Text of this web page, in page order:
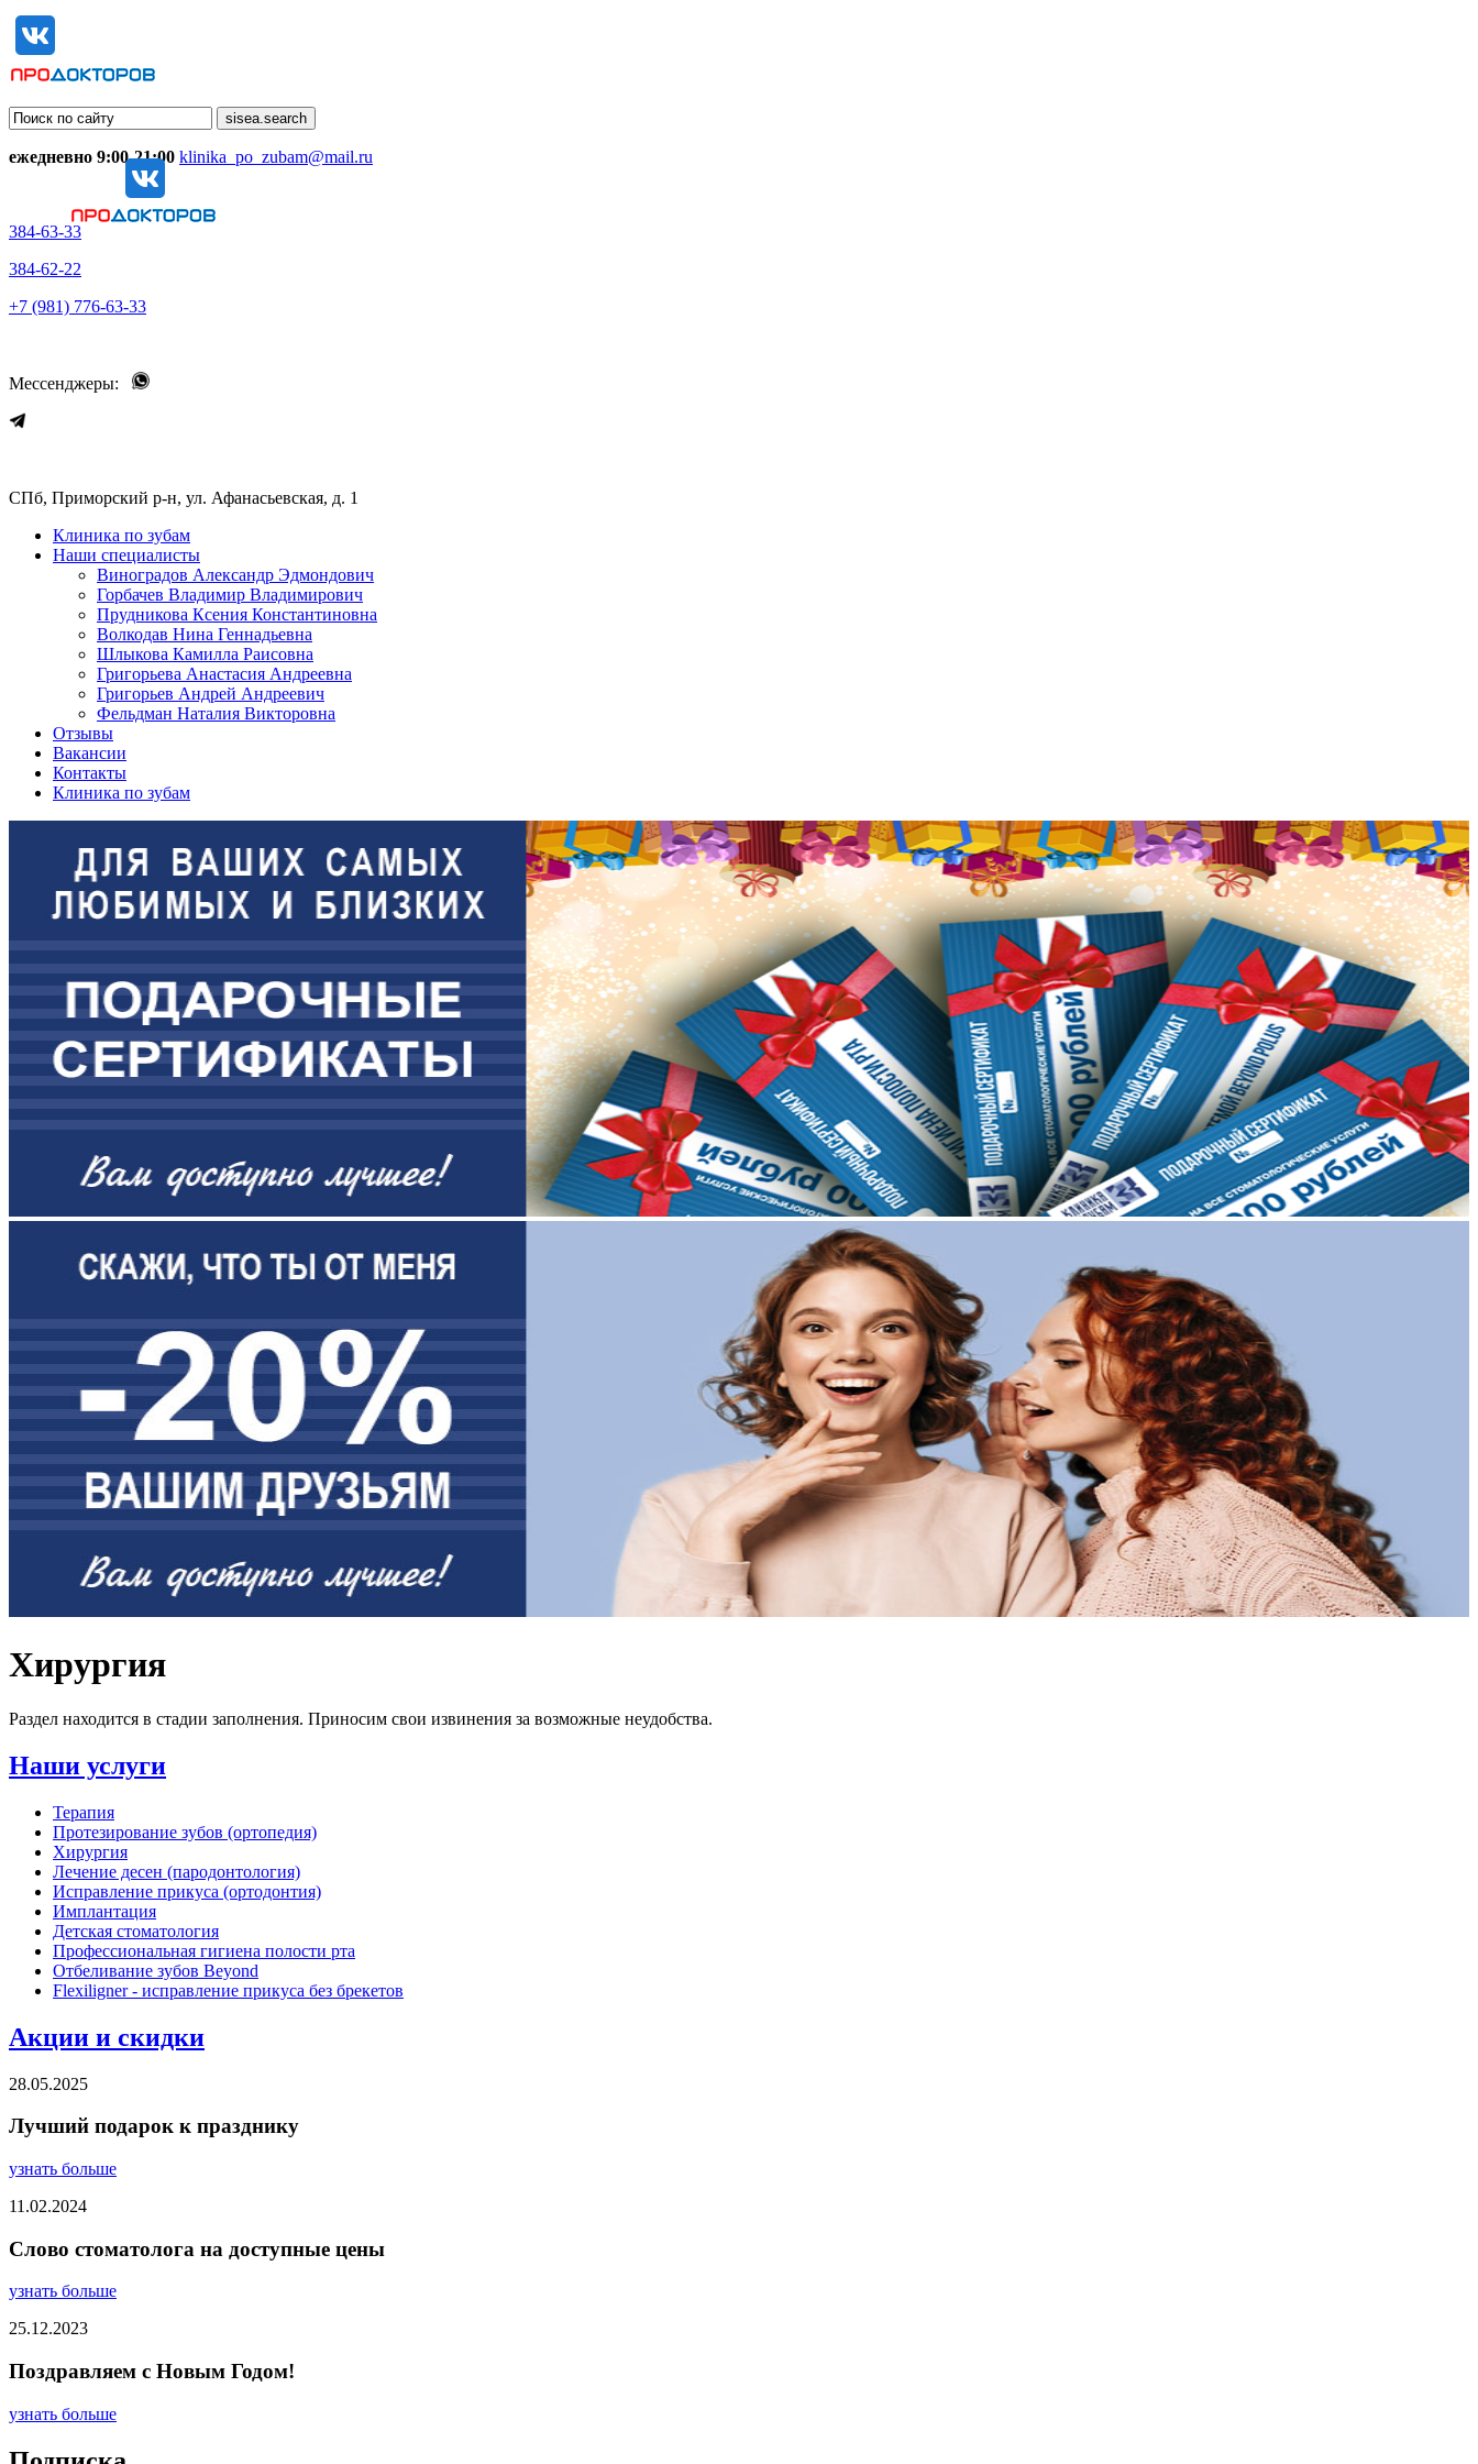
ежедневно 9:00-21:00 klinika_po_zubam@mail.ru
384-63-33
384-62-22
+7 (981) 776-63-33
Мессенджеры:
СПб, Приморский р-н, ул. Афанасьевская, д. 1
Клиника по зубам
Наши специалисты
Виноградов Александр Эдмондович
Горбачев Владимир Владимирович
Прудникова Ксения Константиновна
Волкодав Нина Геннадьевна
Шлыкова Камилла Раисовна
Григорьева Анастасия Андреевна
Григорьев Андрей Андреевич
Фельдман Наталия Викторовна
Отзывы
Вакансии
Контакты
Клиника по зубам
Хирургия
Раздел находится в стадии заполнения. Приносим свои извинения за возможные неудобства.
Наши услуги
Терапия
Протезирование зубов (ортопедия)
Хирургия
Лечение десен (пародонтология)
Исправление прикуса (ортодонтия)
Имплантация
Детская стоматология
Профессиональная гигиена полости рта
Отбеливание зубов Beyond
Flexiligner - исправление прикуса без брекетов
Акции и скидки
28.05.2025
Лучший подарок к празднику
узнать больше
11.02.2024
Слово стоматолога на доступные цены
узнать больше
25.12.2023
Поздравляем с Новым Годом!
узнать больше